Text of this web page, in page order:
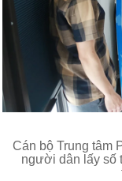
Cán bộ Trung tâm
người dân lấy số